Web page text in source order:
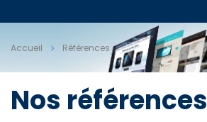
Accueil Références
Nos références